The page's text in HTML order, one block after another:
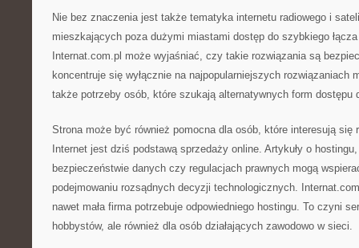
Nie bez znaczenia jest także tematyka internetu radiowego i
mieszkających poza dużymi miastami dostęp do szybkiego
Internat.com.pl może wyjaśniać, czy takie rozwiązania są
koncentruje się wyłącznie na najpopularniejszych rozwiązaniach
także potrzeby osób, które szukają alternatywnych form dostępu
Strona może być również pomocna dla osób, które interesują się
Internet jest dziś podstawą sprzedaży online. Artykuły o
bezpieczeństwie danych czy regulacjach prawnych mogą
podejmowaniu rozsądnych decyzji technologicznych.
nawet mała firma potrzebuje odpowiedniego hostingu. To czyni
hobbystów, ale również dla osób działających zawodowo w sieci.